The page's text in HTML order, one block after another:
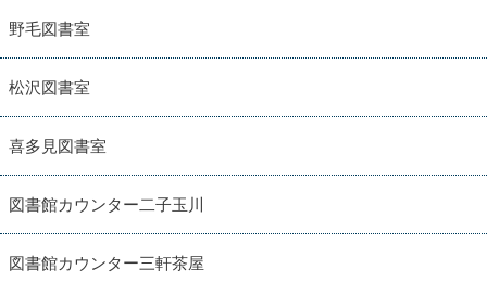
野毛図書室
松沢図書室
喜多見図書室
図書館カウンター二子玉川
図書館カウンター三軒茶屋